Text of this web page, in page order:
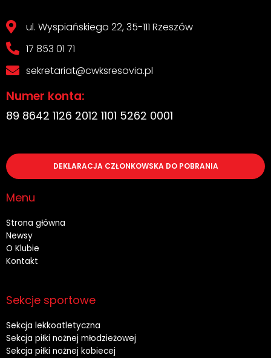
ul. Wyspiańskiego 22, 35-111 Rzeszów
17 853 01 71
sekretariat@cwksresovia.pl
Numer konta:
89 8642 1126 2012 1101 5262 0001
DEKLARACJA CZŁONKOWSKA DO POBRANIA
Menu
Strona główna
Newsy
O Klubie
Kontakt
Sekcje sportowe
Sekcja lekkoatletyczna
Sekcja piłki nożnej młodzieżowej
Sekcja piłki nożnej kobiecej